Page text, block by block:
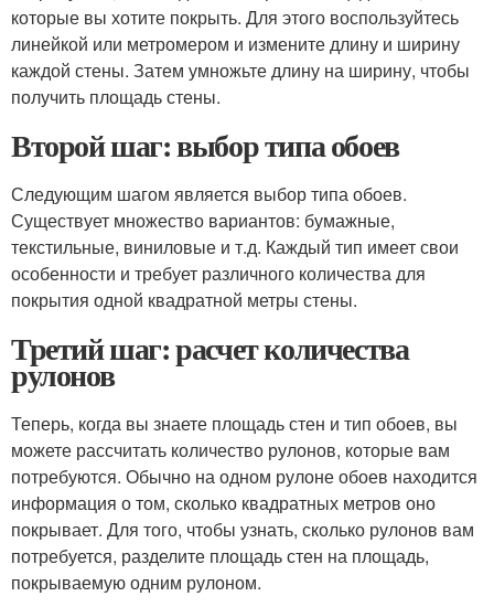
которые вы хотите покрыть. Для этого воспользуйтесь
линейкой или метромером и измените длину и ширину
каждой стены. Затем умножьте длину на ширину, чтобы
получить площадь стены.
Второй шаг: выбор типа обоев
Следующим шагом является выбор типа обоев.
Существует множество вариантов: бумажные,
текстильные, виниловые и т.д. Каждый тип имеет свои
особенности и требует различного количества для
покрытия одной квадратной метры стены.
Третий шаг: расчет количества
рулонов
Теперь, когда вы знаете площадь стен и тип обоев, вы
можете рассчитать количество рулонов, которые вам
потребуются. Обычно на одном рулоне обоев находится
информация о том, сколько квадратных метров оно
покрывает. Для того, чтобы узнать, сколько рулонов вам
потребуется, разделите площадь стен на площадь,
покрываемую одним рулоном.